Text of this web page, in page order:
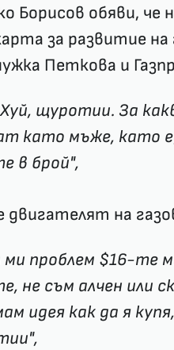
Борисов обяви, че
за развитие
Петкова и
щуротии. За
като мъже, като
в брой",
двигателят на
ми проблем $16-те
не съм алчен или
идея как да я